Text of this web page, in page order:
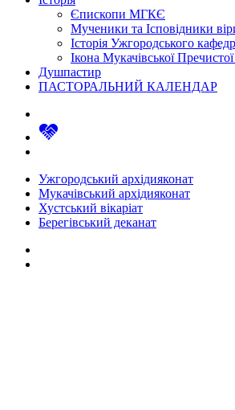
Єпископи МГКЄ
Мученики та Ісповідники
Історія Ужгородського
Ікона Мукачівської
Душпастир
ПАСТОРАЛЬНИЙ КАЛЕНДАР
Ужгородський архідияконат
Мукачівський архідияконат
Хустський вікаріат
Берегівський деканат